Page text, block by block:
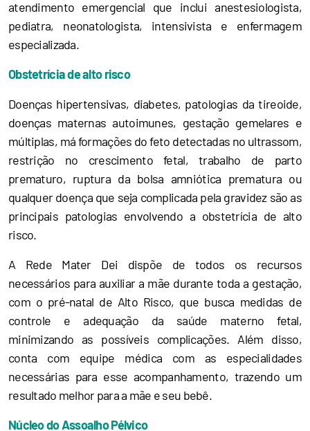
atendimento emergencial que inclui anestesiologista,
pediatra, neonatologista, intensivista e enfermagem
especializada.
Obstetrícia de alto risco
Doenças hipertensivas, diabetes, patologias da tireoide,
doenças maternas autoimunes, gestação gemelares e
múltiplas, má formações do feto detectadas no ultrassom,
restrição no crescimento fetal, trabalho de parto
prematuro, ruptura da bolsa amniótica prematura ou
qualquer doença que seja complicada pela gravidez são as
principais patologias envolvendo a obstetrícia de alto
risco.
A Rede Mater Dei dispõe de todos os recursos
necessários para auxiliar a mãe durante toda a gestação,
com o pré-natal de Alto Risco, que busca medidas de
controle e adequação da saúde materno fetal,
minimizando as possíveis complicações. Além disso,
conta com equipe médica com as especialidades
necessárias para esse acompanhamento, trazendo um
resultado melhor para a mãe e seu bebê.
Núcleo do Assoalho Pélvico